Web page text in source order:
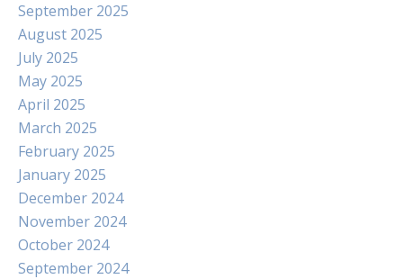
September 2025
August 2025
July 2025
May 2025
April 2025
March 2025
February 2025
January 2025
December 2024
November 2024
October 2024
September 2024